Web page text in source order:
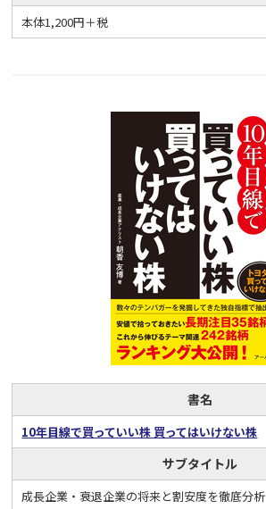
本体1,200円＋税
書名
10年目線で買っていい株 買ってはいけない株
サブタイトル
成長企業・衰退企業の将来と割安度を徹底分析